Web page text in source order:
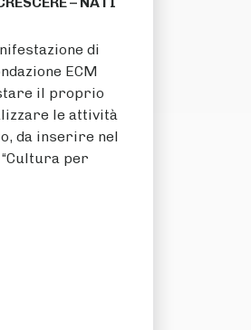
di
ECM
il proprio
le attività
da inserire nel
per